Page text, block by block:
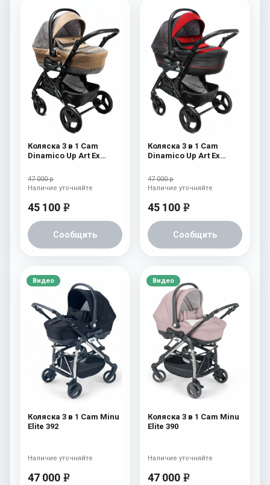
Коляска 3 в 1 Cam
Dinamico Up Art Ex
47 000 р
45 100 e
Сообщить
Наличие уточняйте
Коляска 3 в 1 Cam
Dinamico Up Art Ex
47 000 р
45 100 e
Сообщить
Наличие уточняйте
Видео
Коляска 3 в 1 Cam Minu
Elite 392
47 000 e
Наличие уточняйте
Видео
Коляска 3 в 1 Cam Minu
Elite 390
47 000 e
Наличие уточняйте